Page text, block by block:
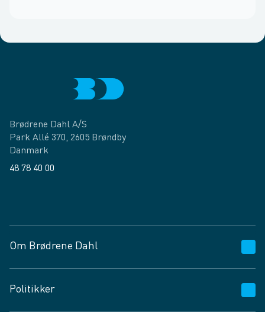
Brødrene Dahl A/S
Park Allé 370, 2605 Brøndby
Danmark
48 78 40 00
Om Brødrene Dahl
Vagttelefon 30 10 89 89
Politikker